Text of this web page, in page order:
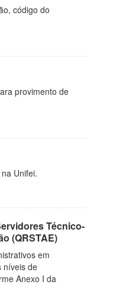
código do
provimento de
Unifei.
Técnico-
(QRSTAE)
em
níveis de
Anexo I da